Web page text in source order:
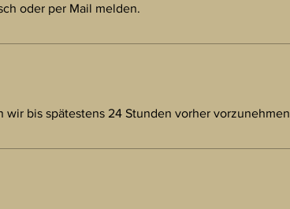
oder per Mail melden.
bis spätestens 24 Stunden vorher vorzunehmen